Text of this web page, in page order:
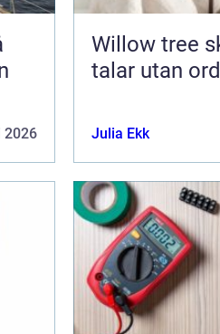
2026
Willow tree skulpturer som
talar utan ord
Julia Ekk